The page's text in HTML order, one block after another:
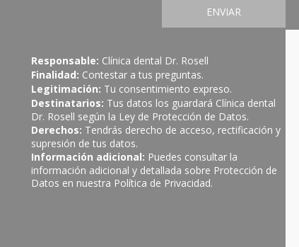
ENVIAR
Responsable: Clínica dental Dr. Rosell
Finalidad: Contestar a tus preguntas.
Legitimación: Tu consentimiento expreso.
Destinatarios: Tus datos los guardará Clínica dental
Dr. Rosell según la Ley de Protección de Datos.
Derechos: Tendrás derecho de acceso, rectificación y
supresión de tus datos.
Información adicional: Puedes consultar la
información adicional y detallada sobre Protección de
Datos en nuestra Política de Privacidad.